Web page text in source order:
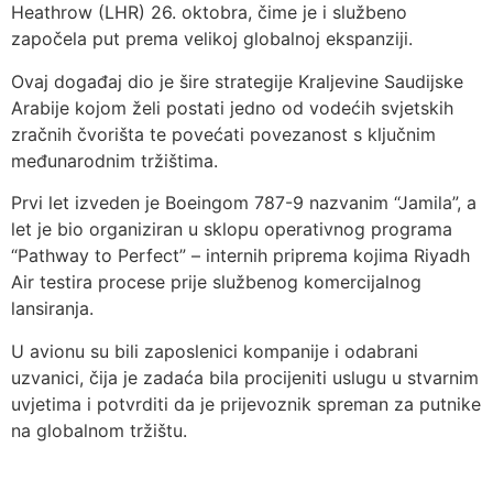
Heathrow (LHR) 26. oktobra, čime je i službeno
započela put prema velikoj globalnoj ekspanziji.
Ovaj događaj dio je šire strategije Kraljevine Saudijske
Arabije kojom želi postati jedno od vodećih svjetskih
zračnih čvorišta te povećati povezanost s ključnim
međunarodnim tržištima.
Prvi let izveden je Boeingom 787-9 nazvanim “Jamila”, a
let je bio organiziran u sklopu operativnog programa
“Pathway to Perfect” – internih priprema kojima Riyadh
Air testira procese prije službenog komercijalnog
lansiranja.
U avionu su bili zaposlenici kompanije i odabrani
uzvanici, čija je zadaća bila procijeniti uslugu u stvarnim
uvjetima i potvrditi da je prijevoznik spreman za putnike
na globalnom tržištu.